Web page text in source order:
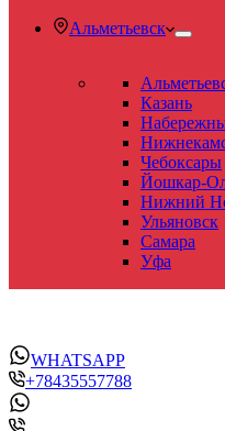
Альметьевск
Казань
Чебоксары
Йошкар-
Нижний
Ульяновск
Самара
Уфа
WHATSAPP
+78435557788